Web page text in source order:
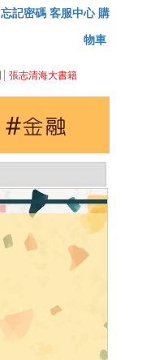
忘記密碼 客服中心 購
物車
張志清海大書籍